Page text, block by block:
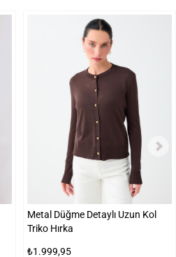
Metal Düğme Detaylı Uzun Kol
Triko Hırka
₺1.999,95